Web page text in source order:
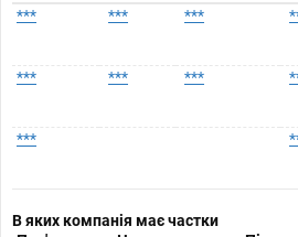
*** *** ***
***
*** ***
***
В яких компанія має частки